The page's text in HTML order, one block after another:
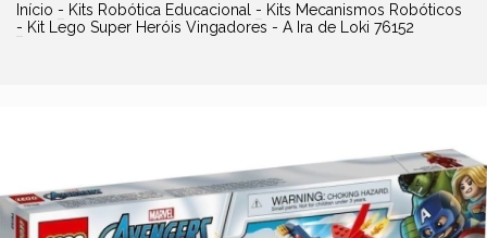
Início - Kits Robótica Educacional - Kits Mecanismos Robóticos
- Kit Lego Super Heróis Vingadores - A Ira de Loki 76152